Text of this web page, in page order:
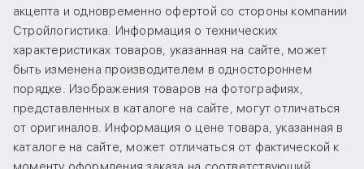
акцепта и одновременно офертой со стороны компании
Стройлогистика. Информация о технических
характеристиках товаров, указанная на сайте, может
быть изменена производителем в одностороннем
порядке. Изображения товаров на фотографиях,
представленных в каталоге на сайте, могут отличаться
от оригиналов. Информация о цене товара, указанная в
каталоге на сайте, может отличаться от фактической к